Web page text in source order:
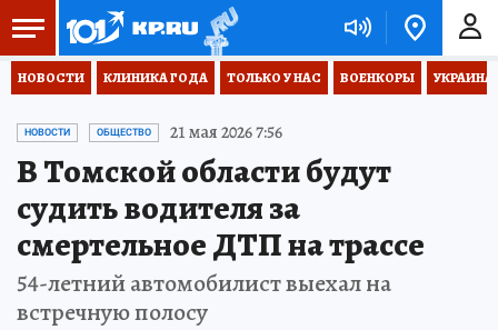
НОВОСТИ КЛИНИКА ГОДА ТОЛЬКО У НАС ВОЕНКОРЫ
НОВОСТИ ОБЩЕСТВО 21 мая 2026 7:56
В Томской области будут
судить водителя за
смертельное ДТП на трассе
54-летний автомобилист выехал на
встречную полосу